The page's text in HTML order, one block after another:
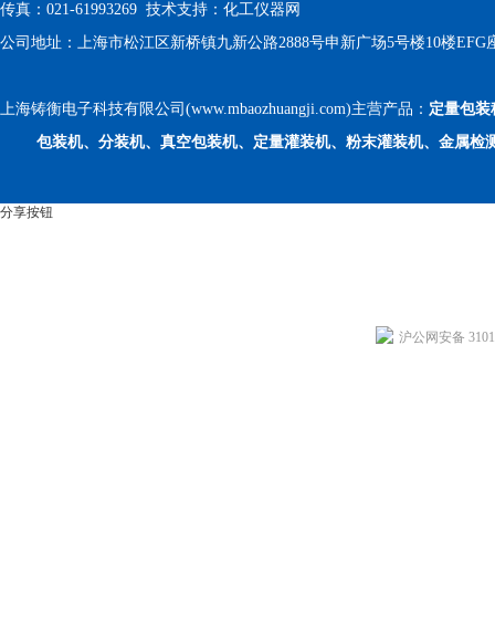
传真：021-61993269 技术支持： 化工仪器网
公司地址：上海市松江区新桥镇九新公路2888号申新广场5号楼10楼EFG
上海铸衡电子科技有限公司(www.mbaozhuangji.com)主营产品： 定量包装
包装机、分装机、真空包装机、定量灌装机、粉末灌装机、金属检
分享按钮
沪公网安备